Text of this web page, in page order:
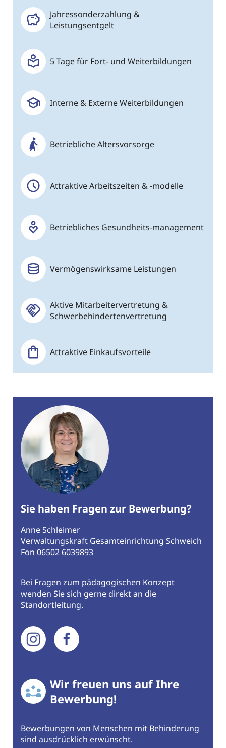
Jahressonderzahlung &
Leistungsentgelt
5 Tage für Fort- und Weiterbildungen
Interne & Externe Weiterbildungen
Betriebliche Altersvorsorge
Attraktive Arbeitszeiten & -modelle
Betriebliches Gesundheits-management
Vermögenswirksame Leistungen
Aktive Mitarbeitervertretung &
Schwerbehindertenvertretung
Attraktive Einkaufsvorteile
Sie haben Fragen zur Bewerbung?
Anne Schleimer
Verwaltungskraft Gesamteinrichtung Schweich
Fon 06502 6039893
Bei Fragen zum pädagogischen Konzept
wenden Sie sich gerne direkt an die
Standortleitung.
Wir freuen uns auf Ihre
Bewerbung!
Bewerbungen von Menschen mit Behinderung
sind ausdrücklich erwünscht.